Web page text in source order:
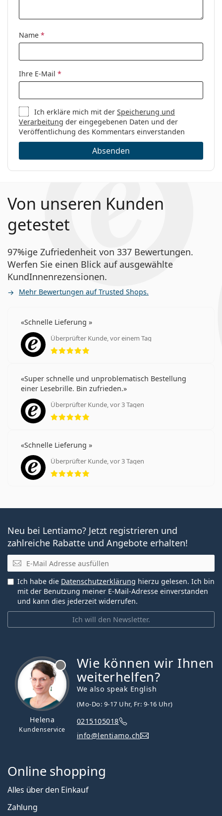
Name *
Ihre E-Mail *
Ich erkläre mich mit derSpeicherung und
Verarbeitung der eingegebenen Daten und der
Veröffentlichung des Kommentars einverstanden
Absenden
Von unseren Kunden
getestet
97%ige Zufriedenheit von 337 Bewertungen.
Werfen Sie einen Blick auf ausgewählte
KundInnenrezensionen.
Mehr Bewertungen auf Trusted Shops.
Schnelle Lieferung
Überprüfter Kunde, vor einem Tag
Bewertung 5 aus 5
Super schnelle und unproblematisch Bestellung
einer Lesebrille. Bin zufrieden.
Überprüfter Kunde, vor 3 Tagen
Bewertung 5 aus 5
Schnelle Lieferung
Überprüfter Kunde, vor 3 Tagen
Bewertung 5 aus 5
Neu bei Lentiamo? Jetzt registrieren und
zahlreiche Rabatte und Angebote erhalten!
E-Mail
Ich will den Newsletter.
Ich habe die Datenschutzerklärung hierzu gelesen. Ich bin
mit der Benutzung meiner E-Mail-Adresse einverstanden
und kann dies jederzeit widerrufen.
Helena
Kundenservice
Wie können wir Ihnen
weiterhelfen?
We also speak English
(Mo-Do: 9-17 Uhr, Fr: 9-16 Uhr)
0215105018
info@lentiamo.ch
Online shopping
Alles über den Einkauf
Zahlung